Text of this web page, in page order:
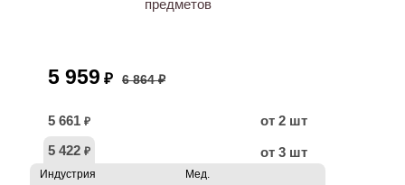
предметов
5 959 ₽ 6 864 ₽
5 661 ₽
от 2 шт
5 422 ₽ от 3 шт
Индустрия
Мед.